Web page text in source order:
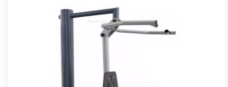
Agrès de Fitness Pull
Agrès de fitness de plein air conjuguant activités sportives et
expériences ludiques, le Pull se démarque par son caractère à..
Offre partenaire